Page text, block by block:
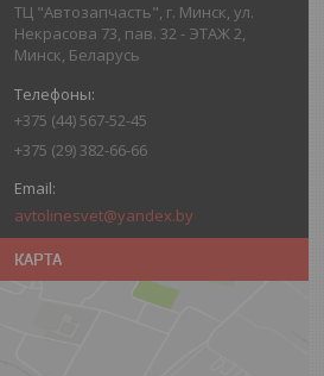
ТЦ "Автозапчасть", г. Минск, ул.
Некрасова 73, пав. 32 - ЭТАЖ 2,
Минск, Беларусь
+375 (44) 567-52-45
+375 (29) 382-66-66
avtolinesvet@yandex.by
КАРТА